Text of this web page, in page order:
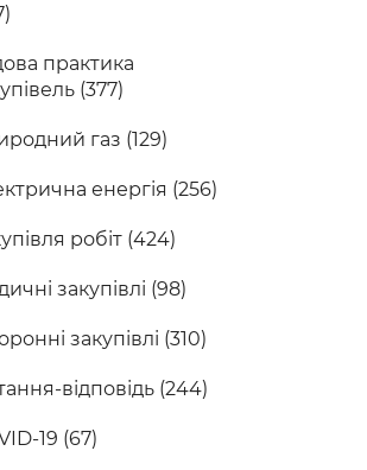
практика
(377)
газ (129)
енергія (256)
робіт (424)
закупівлі (98)
закупівлі (310)
відповідь (244)
19 (67)